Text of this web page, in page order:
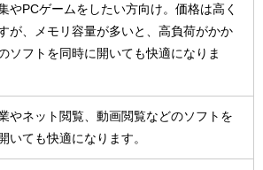
やPCゲームをしたい方向け。価格は高く
が、メモリ容量が多いと、高負荷がかか
ソフトを同時に開いても快適になりま
やネット閲覧、動画閲覧などのソフトを
いても快適になります。